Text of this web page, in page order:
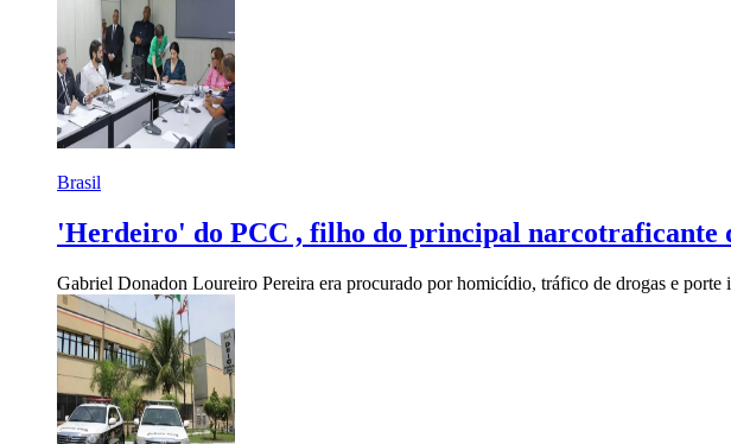
Brasil
'Herdeiro' do PCC , filho do principal narcotraficante
Gabriel Donadon Loureiro Pereira era procurado por homicídio, tráfico de drogas e porte